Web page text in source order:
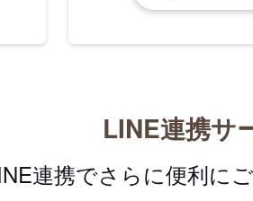
LINE連携サ
連携でさらに便利に